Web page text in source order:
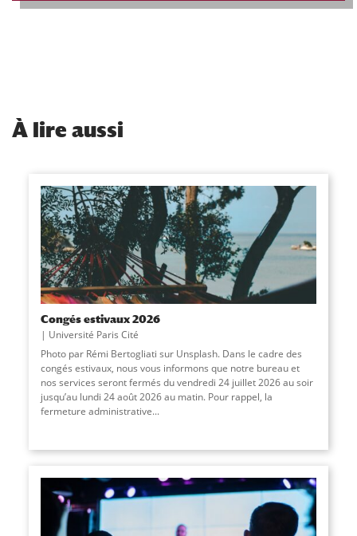
À lire aussi
Congés estivaux 2026
Université Paris Cité
Photo par Rémi Bertogliati sur Unsplash. Dans le cadre des
congés estivaux, nous vous informons que notre bureau et
nos services seront fermés du vendredi 24 juillet 2026 au soir
jusqu’au lundi 24 août 2026 au matin. Pour rappel, la
fermeture administrative...